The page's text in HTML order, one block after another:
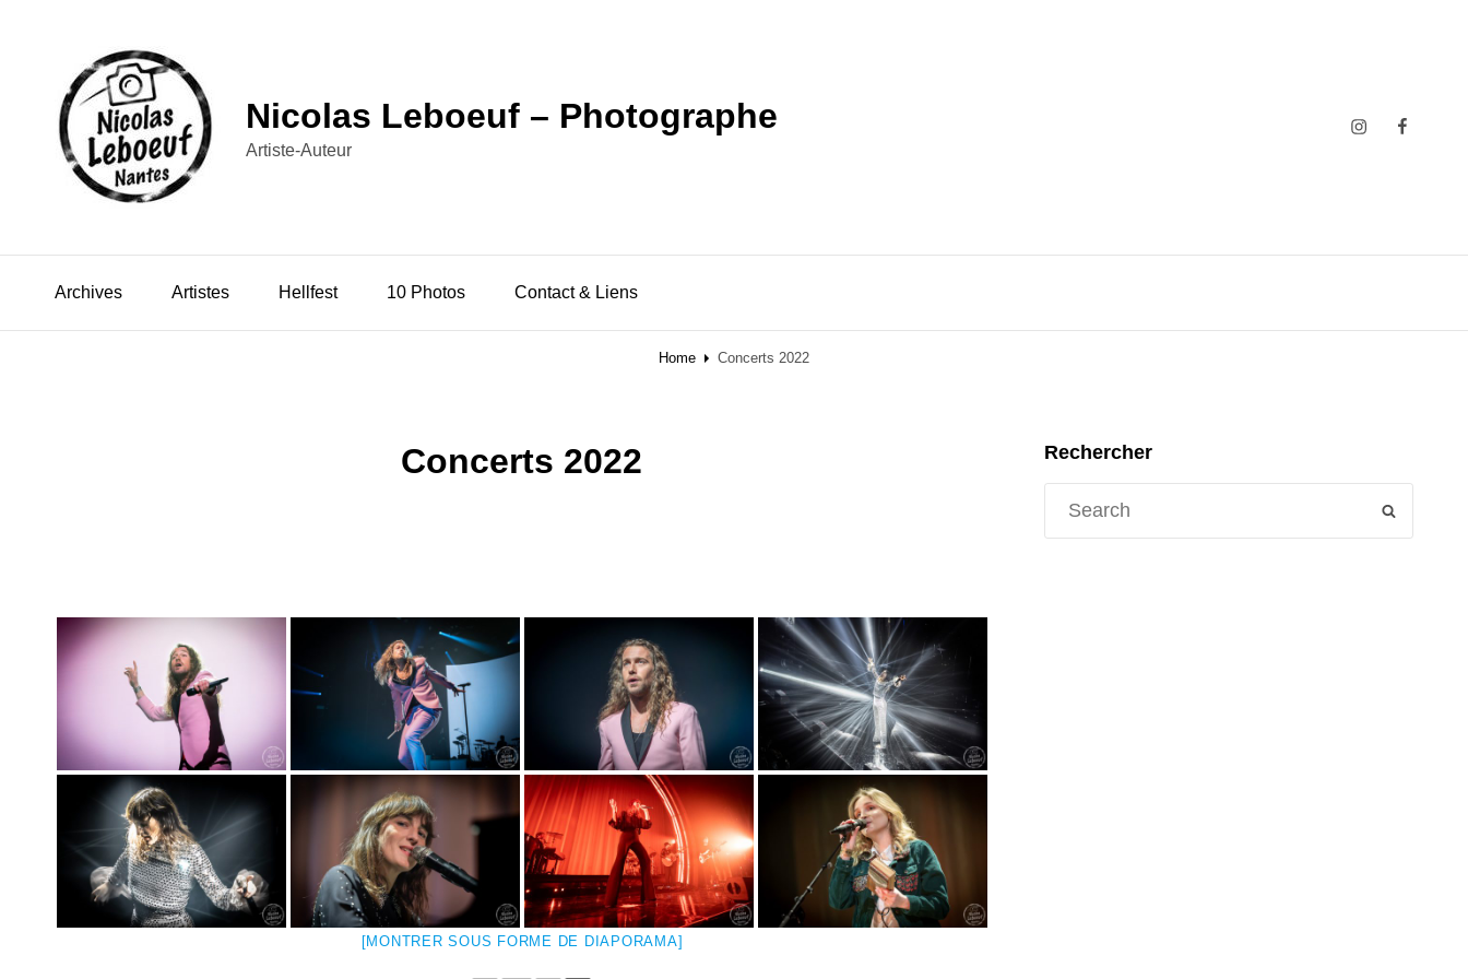
Nicolas Leboeuf – Photographe
Artiste-Auteur
Insta
Archives Artistes Hellfest 10 Photos Contact & Liens
Home Concerts 2022
Concerts 2022
[MONTRER SOUS FORME DE DIAPORAMA]
Rechercher